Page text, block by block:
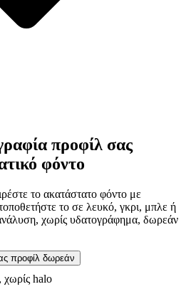
προφίλ σας
φόντο
το ακατάστατο φόντο με
το σε λευκό, γκρι, μπλε ή
χωρίς υδατογράφημα, δωρεάν
προφίλ δωρεάν
halo